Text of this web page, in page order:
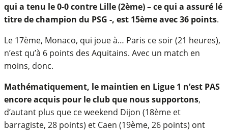
qui a tenu le 0-0 contre Lille (2ème) – ce qui a assuré lé
titre de champion du PSG -, est 15ème avec 36 points.
Le 17ème, Monaco, qui joue à… Paris ce soir (21 heures),
n’est qu’à 6 points des Aquitains. Avec un match en
moins, donc.
Mathématiquement, le maintien en Ligue 1 n’est PAS
encore acquis pour le club que nous supportons,
d’autant plus que ce weekend Dijon (18ème et
barragiste, 28 points) et Caen (19ème, 26 points) ont